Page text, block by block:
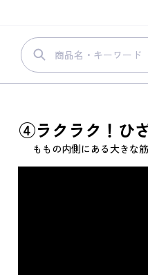
④ラクラク！ひ
ももの内側にある大きな